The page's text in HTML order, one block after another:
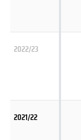
2022/23
2021/22